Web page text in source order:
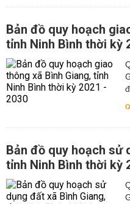
Bản đồ quy hoạch
tỉnh Ninh Bình thời kỳ
Bản đồ quy hoạch sử
tỉnh Ninh Bình thời kỳ